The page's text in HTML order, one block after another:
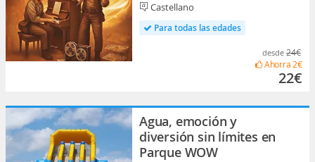
Castellano
Para todas las edades
desde 24€
Ahorra2€
22€
Agua, emoción y
diversión sin límites en
Parque WOW